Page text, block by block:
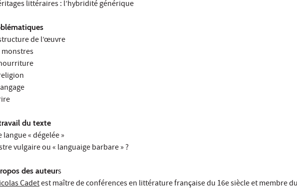
littéraires : l’hybridité générique
de l’œuvre
monstres
du texte
langue « dégelée »
vulgaire ou « languaige barbare » ?
des auteurs
Cadetest maître de conférences en littérature française du 16e siècle et membre